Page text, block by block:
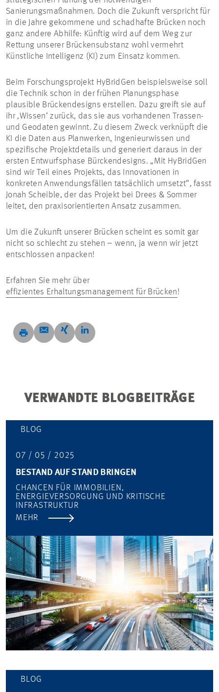
Sanierungsmaßnahmen. Doch die Zukunft verspricht für
in die Jahre gekommene und schadhafte Brücken noch
ganz andere Abhilfe: Künftig wird auf dem Weg zur
Rettung unserer Brückensubstanz wohl vermehrt
Künstliche Intelligenz (KI) zum Einsatz kommen.
Beim Forschungsprojekt HyBridGen beispielsweise soll
die Technik schon in der frühen Planungsphase
plausible Brückendesigns erstellen. Dazu greift sie auf
ihr ‚Wissen‘ zurück, das sie aus vorhandenen Trassen-
und Geodaten gewinnt. Zu diesem Zweck verknüpft die
KI die Daten aus Planwerken, Ingenieurwissen und
spezifische Projektdetails und generiert daraus in der
ersten Entwurfsphase Bürckendesigns. „Mit HyBridGen
sind wir Teil eines Projekts, das Innovationen in
konkreten Anwendungsfällen tatsächlich umsetzt“, fasst
Jonah Scheible, der das Projekt bei Drees & Sommer
leitet, den praxisorientierten Ansatz zusammen.
Um die Zukunft unserer Brücken scheint es somit gar
nicht so schlecht zu stehen – wenn, ja wenn wir jetzt
entschlossen anpacken!
Erfahren Sie mehr über
effizientes Erhaltungsmanagement für Brücken!
VERWANDTE BLOGBEITRÄGE
BLOG
07 / 05 / 2025
BESTAND AUF STAND BRINGEN
CHANCEN FÜR IMMOBILIEN,
ENERGIEVERSORGUNG UND KRITISCHE
INFRASTRUKTUR
MEHR
BLOG